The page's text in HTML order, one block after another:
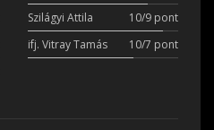
Szilágyi Attila
10/9 pont
ifj. Vitray Tamás
10/7 pont